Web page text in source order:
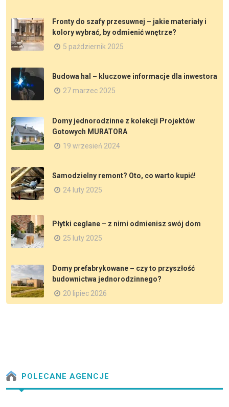
Fronty do szafy przesuwnej – jakie materiały i
kolory wybrać, by odmienić wnętrze?
5 październik 2025
Budowa hal – kluczowe informacje dla inwestora
27 marzec 2025
Domy jednorodzinne z kolekcji Projektów
Gotowych MURATORA
19 wrzesień 2024
Samodzielny remont? Oto, co warto kupić!
24 luty 2025
Płytki ceglane – z nimi odmienisz swój dom
25 luty 2025
Domy prefabrykowane – czy to przyszłość
budownictwa jednorodzinnego?
20 lipiec 2026
POLECANE AGENCJE